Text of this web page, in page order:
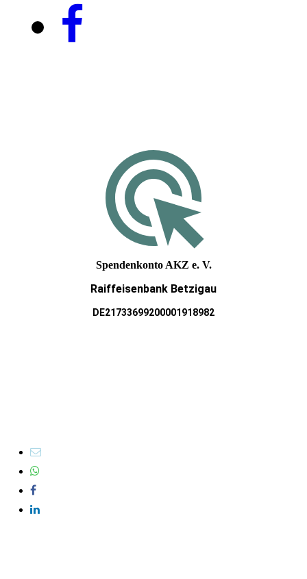
Spendenkonto AKZ e. V.
Raiffeisenbank Betzigau
DE21733699200001918982